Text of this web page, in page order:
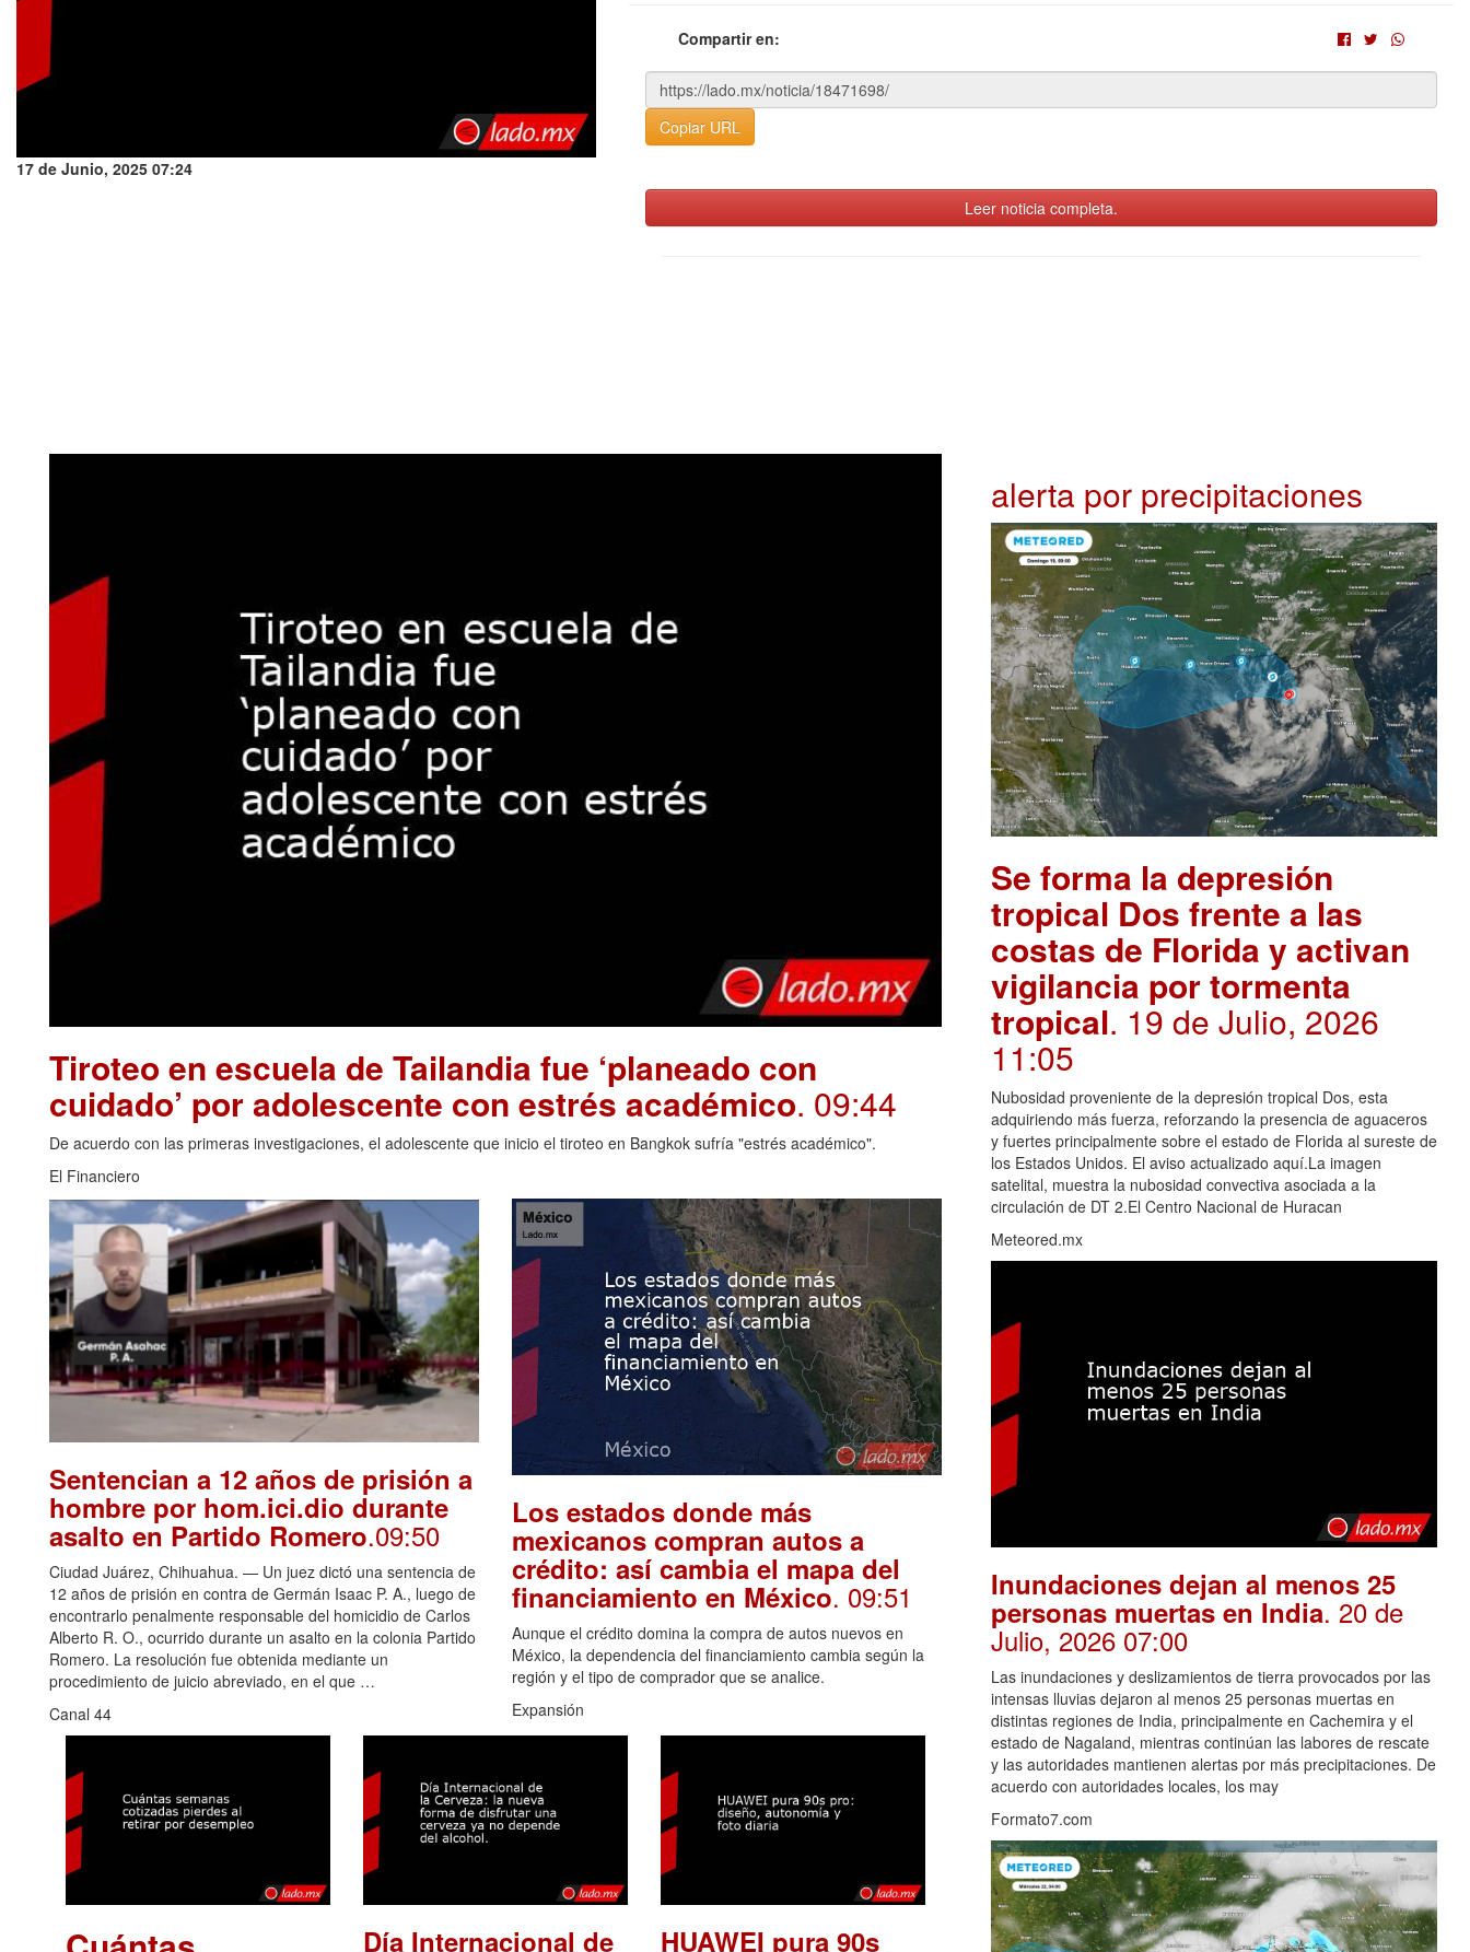
17 de Junio, 2025 07:24
Compartir en:
Copiar URL
Leer noticia completa.
Tiroteo en escuela de Tailandia fue ‘planeado con
cuidado’ por adolescente con estrés académico. 09:44
De acuerdo con las primeras investigaciones, el adolescente que inicio el tiroteo en Bangkok sufría "estrés académico".
El Financiero
Sentencian a 12 años de prisión a
hombre por hom.ici.dio durante
asalto en Partido Romero.09:50
Ciudad Juárez, Chihuahua. — Un juez dictó una sentencia de
12 años de prisión en contra de Germán Isaac P. A., luego de
encontrarlo penalmente responsable del homicidio de Carlos
Alberto R. O., ocurrido durante un asalto en la colonia Partido
Romero. La resolución fue obtenida mediante un
procedimiento de juicio abreviado, en el que …
Canal 44
Los estados donde más
mexicanos compran autos a
crédito: así cambia el mapa del
financiamiento en México. 09:51
Aunque el crédito domina la compra de autos nuevos en
México, la dependencia del financiamiento cambia según la
región y el tipo de comprador que se analice.
Expansión
Día Internacional de HUAWEI pura 90s
alerta por precipitaciones
Se forma la depresión
tropical Dos frente a las
costas de Florida y activan
vigilancia por tormenta
tropical. 19 de Julio, 2026
11:05
Nubosidad proveniente de la depresión tropical Dos, esta
adquiriendo más fuerza, reforzando la presencia de aguaceros
y fuertes principalmente sobre el estado de Florida al sureste de
los Estados Unidos. El aviso actualizado aquí.La imagen
satelital, muestra la nubosidad convectiva asociada a la
circulación de DT 2.El Centro Nacional de Huracan
Meteored.mx
Inundaciones dejan al menos 25
personas muertas en India. 20 de
Julio, 2026 07:00
Las inundaciones y deslizamientos de tierra provocados por las
intensas lluvias dejaron al menos 25 personas muertas en
distintas regiones de India, principalmente en Cachemira y el
estado de Nagaland, mientras continúan las labores de rescate
y las autoridades mantienen alertas por más precipitaciones. De
acuerdo con autoridades locales, los may
Formato7.com